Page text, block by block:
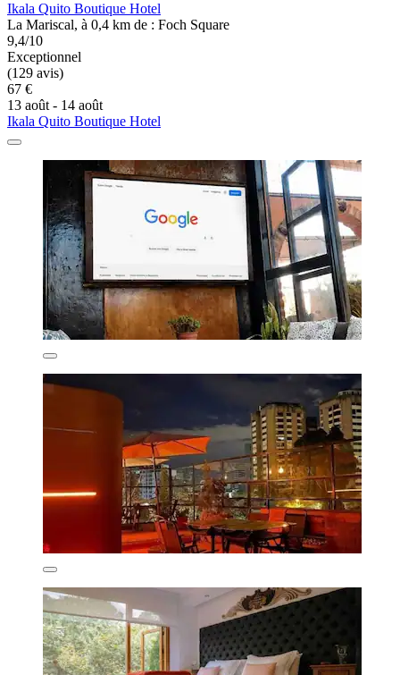
Ikala Quito Boutique Hotel
La Mariscal, à 0,4 km de : Foch Square
9,4/10
Exceptionnel
(129 avis)
67 €
13 août - 14 août
Ikala Quito Boutique Hotel